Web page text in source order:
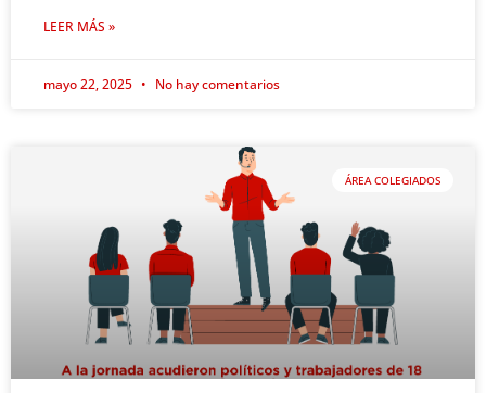
LEER MÁS »
mayo 22, 2025 No hay comentarios
ÁREA COLEGIADOS